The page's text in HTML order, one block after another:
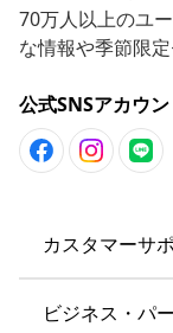
70万人以上のユ
な情報や季節限
公式SNSアカウン
カスタマーサ
ビジネス・パ